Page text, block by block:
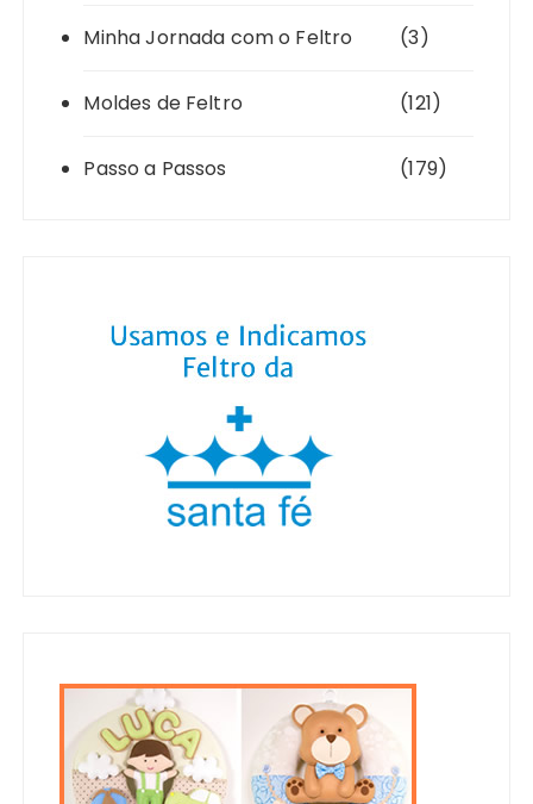
Minha Jornada com o Feltro (3)
Moldes de Feltro (121)
Passo a Passos (179)